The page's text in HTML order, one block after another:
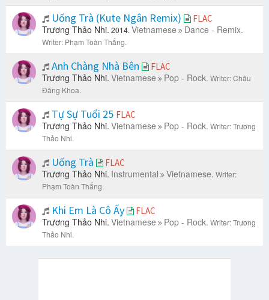
Uống Trà (Kute Ngân Remix) FLAC
Trương Thảo Nhi. 2014. Vietnamese Dance - Remix.
Writer: Phạm Toàn Thắng.
Anh Chàng Nhà Bên FLAC
Trương Thảo Nhi. Vietnamese Pop - Rock. Writer: Châu
Đăng Khoa.
Tự Sự Tuổi 25 FLAC
Trương Thảo Nhi. Vietnamese Pop - Rock. Writer: Trương
Thảo Nhi.
Uống Trà FLAC
Trương Thảo Nhi. Instrumental Vietnamese. Writer:
Phạm Toàn Thắng.
Khi Em Là Cô Ấy FLAC
Trương Thảo Nhi. Vietnamese Pop - Rock. Writer: Trương
Thảo Nhi.